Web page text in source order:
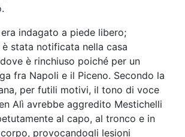
indagato a piede libero;
stata notificata nella casa
è rinchiuso poiché per un
fra Napoli e il Piceno. Secondo la
per futili motivi, il tono di voce
Alì avrebbe aggredito Mestichelli
al capo, al tronco e in
provocandogli lesioni